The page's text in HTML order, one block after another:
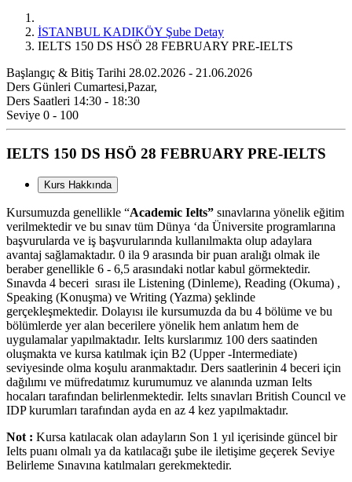
İSTANBUL KADIKÖY Şube Detay
IELTS 150 DS HSÖ 28 FEBRUARY PRE-IELTS
Başlangıç & Bitiş Tarihi 28.02.2026 - 21.06.2026
Ders Günleri Cumartesi,Pazar,
Ders Saatleri 14:30 - 18:30
Seviye 0 - 100
IELTS 150 DS HSÖ 28 FEBRUARY PRE-IELTS
Kurs Hakkında
Kursumuzda genellikle “Academic Ielts” sınavlarına yönelik eğitim
verilmektedir ve bu sınav tüm Dünya ‘da Üniversite programlarına
başvurularda ve iş başvurularında kullanılmakta olup adaylara
avantaj sağlamaktadır. 0 ila 9 arasında bir puan aralığı olmak ile
beraber genellikle 6 - 6,5 arasındaki notlar kabul görmektedir.
Sınavda 4 beceri sırası ile Listening (Dinleme), Reading (Okuma) ,
Speaking (Konuşma) ve Writing (Yazma) şeklinde
gerçekleşmektedir. Dolayısı ile kursumuzda da bu 4 bölüme ve bu
bölümlerde yer alan becerilere yönelik hem anlatım hem de
uygulamalar yapılmaktadır. Ielts kurslarımız 100 ders saatinden
oluşmakta ve kursa katılmak için B2 (Upper -Intermediate)
seviyesinde olma koşulu aranmaktadır. Ders saatlerinin 4 beceri için
dağılımı ve müfredatımız kurumumuz ve alanında uzman Ielts
hocaları tarafından belirlenmektedir. Ielts sınavları British Councıl ve
IDP kurumları tarafından ayda en az 4 kez yapılmaktadır.
Not : Kursa katılacak olan adayların Son 1 yıl içerisinde güncel bir
Ielts puanı olmalı ya da katılacağı şube ile iletişime geçerek Seviye
Belirleme Sınavına katılmaları gerekmektedir.